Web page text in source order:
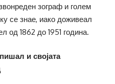
зограф и голем
се знае, иако доживеал
од 1862 до 1951 година.
и својата